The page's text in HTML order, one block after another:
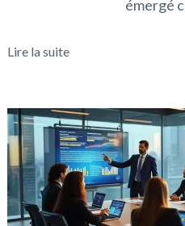
émergé
Lire la suite